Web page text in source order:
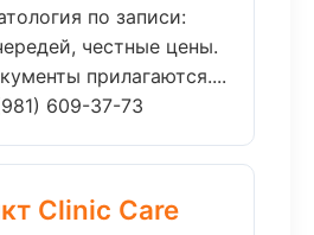
по записи:
честные цены.
прилагаются....
609-37-73
Clinic Care